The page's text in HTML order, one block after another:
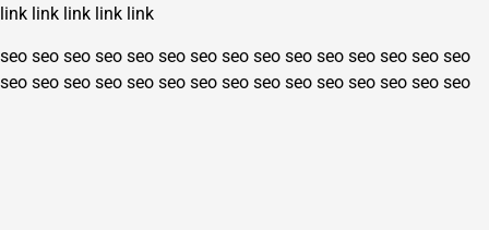
link link link link link
seo seo seo seo seo seo seo seo seo seo seo seo seo seo seo
seo seo seo seo seo seo seo seo seo seo seo seo seo seo seo